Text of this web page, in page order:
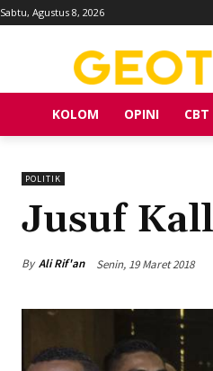
Sabtu, Agustus 8, 2026
KOLOM OPINI CBT
POLITIK
Jusuf
By Ali Rif'an Senin, 19 Maret 2018